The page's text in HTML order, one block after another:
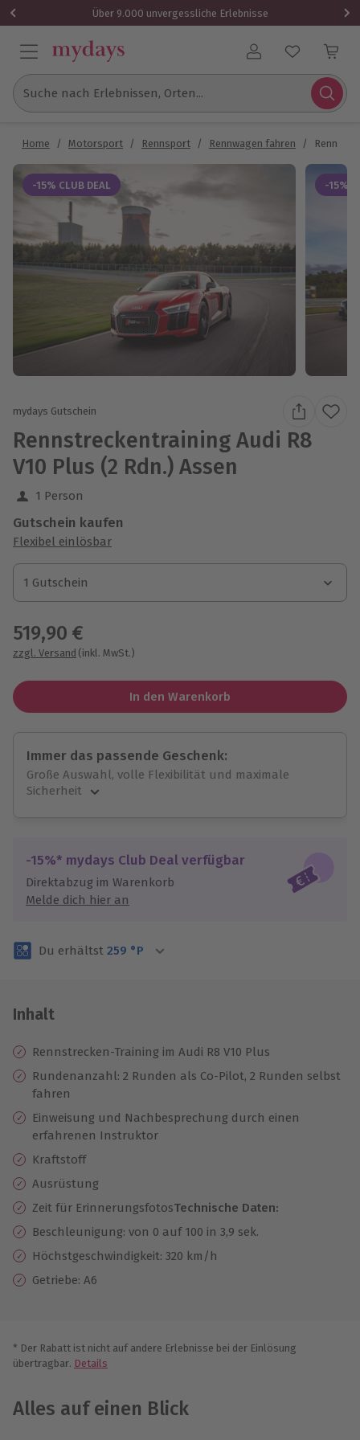
Über 9.000 unvergessliche Erlebnisse
Benutzerkonto
Suche nach Erlebnissen, Orten...
Home / Motorsport / Rennsport / Rennwagen fahren /
-15% CLUB DEAL -15%
mydays Gutschein
Rennstreckentraining Audi R8
V10 Plus (2 Rdn.) Assen
1 Person
Gutschein kaufen
Flexibel einlösbar
1 Gutschein
1 Gutschein
1 Gutschein
519,90 €
zzgl. Versand (inkl. MwSt.)
In den Warenkorb
Immer das passende Geschenk:
Große Auswahl, volle Flexibilität und maximale
Sicherheit
Jeder Gutschein für alle Erlebnisse einlösbar.
Maximale Sicherheit
3 Jahre gültig & verlängerbar.
-15%* mydays Club Deal verfügbar
Direktabzug im Warenkorb
Melde dich hier an
Du erhältst 259 °P
Inhalt
Rennstrecken-Training im Audi R8 V10 Plus
Rundenanzahl: 2 Runden als Co-Pilot, 2 Runden selbst
fahren
Einweisung und Nachbesprechung durch einen
erfahrenen Instruktor
Kraftstoff
Ausrüstung
Zeit für ErinnerungsfotosTechnische Daten:
Beschleunigung: von 0 auf 100 in 3,9 sek.
Höchstgeschwindigkeit: 320 km/h
Getriebe: A6
* Der Rabatt ist nicht auf andere Erlebnisse bei der Einlösung
übertragbar. Details
Alles auf einen Blick